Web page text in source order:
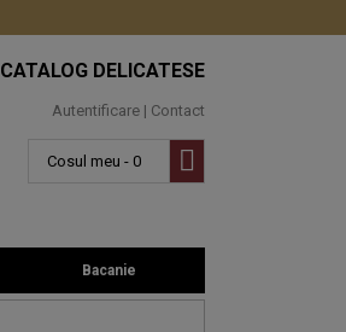
CATALOG DELICATESE
Autentificare | Contact
Cosul meu - 0
Bacanie